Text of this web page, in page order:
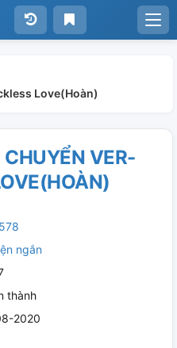
Love(Hoàn)
VER-
ngắn
thành
2020